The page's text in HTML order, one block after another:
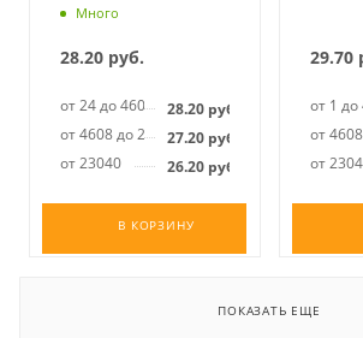
Много
28.20 руб.
от 24 до 4607 28.20 руб.
от 4608 до 2303927.20 руб.
от 23040
26.20 руб.
В КОРЗИНУ
29.70
от 1 до
от
от
ПОКАЗАТЬ ЕЩЕ